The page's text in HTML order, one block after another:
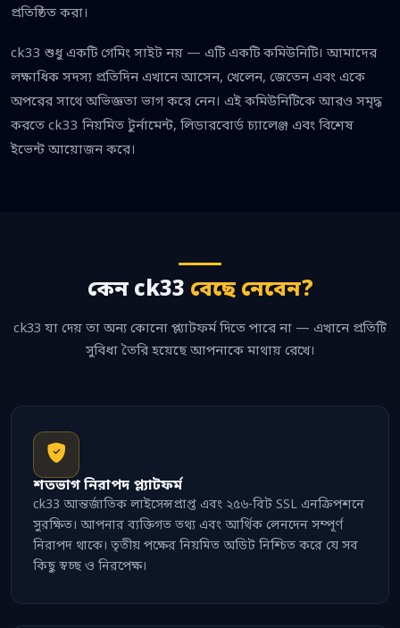
প্রতিষ্ঠিত করা।
ck33 শুধু একটি গেমিং সাইট নয় — এটি একটি কমিউনিটি। আমাদের
লক্ষাধিক সদস্য প্রতিদিন এখানে আসেন, খেলেন, জেতেন এবং একে
অপরের সাথে অভিজ্ঞতা ভাগ করে নেন। এই কমিউনিটিকে আরও সমৃদ্ধ
করতে ck33 নিয়মিত টুর্নামেন্ট, লিডারবোর্ড চ্যালেঞ্জ এবং বিশেষ
ইভেন্ট আয়োজন করে।
কেন ck33 বেছে নেবেন?
ck33 যা দেয় তা অন্য কোনো প্ল্যাটফর্ম দিতে পারে না — এখানে প্রতিটি
সুবিধা তৈরি হয়েছে আপনাকে মাথায় রেখে।
শতভাগ নিরাপদ প্ল্যাটফর্ম
ck33 আন্তর্জাতিক লাইসেন্সপ্রাপ্ত এবং ২৫৬-বিট SSL এনক্রিপশনে
সুরক্ষিত। আপনার ব্যক্তিগত তথ্য এবং আর্থিক লেনদেন সম্পূর্ণ
নিরাপদ থাকে। তৃতীয় পক্ষের নিয়মিত অডিট নিশ্চিত করে যে সব
কিছু স্বচ্ছ ও নিরপেক্ষ।